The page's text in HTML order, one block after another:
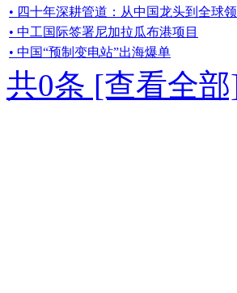
• 四十年深耕管道：从中国龙头到全球
• 中工国际签署尼加拉瓜布港项目
• 中国“预制变电站”出海爆单
共0条 [查看全